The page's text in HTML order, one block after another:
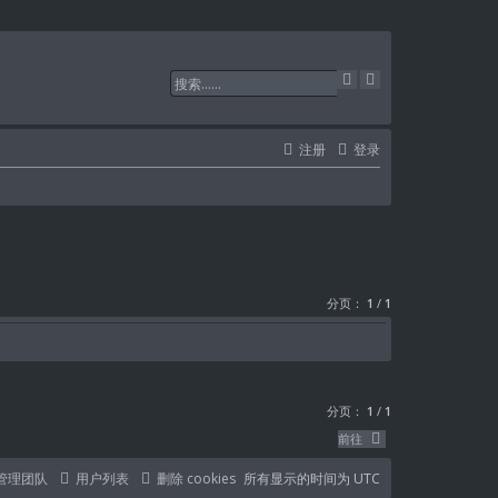
搜
登录
注册
分页： 1 / 1
分页： 1 / 1
前往
所有显示的时间为 UTC
删除 cookies
用户列表
理团队